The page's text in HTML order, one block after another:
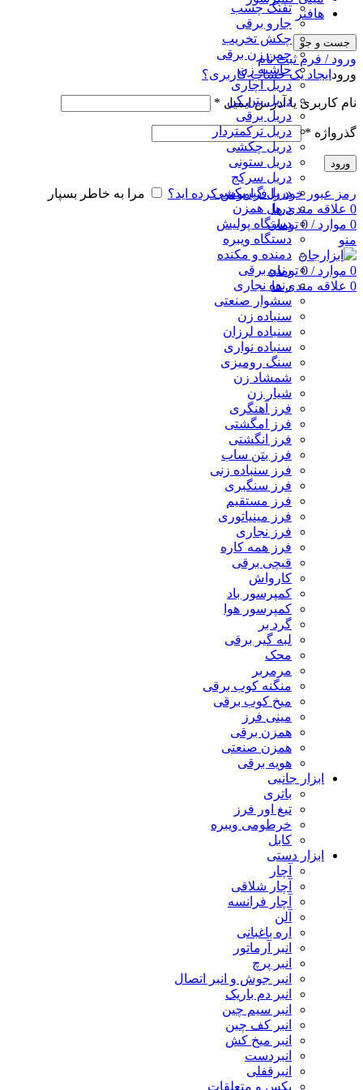
هافنر
جست و جو
ورود / فرم ثبت نام
ورود ایجاد یک حساب کاربری؟
نام کاربری یا آدرس ایمیل *
گذرواژه *
ورود
رمز عبور خود را فراموش کرده اید؟
مرا به خاطر بسپار
0 علاقه مندی ها
0 موارد /
0 تومان
منو
0 موارد /
0 تومان
0 علاقه مندی ها
تفنگ چسب
جارو برقی
چکش تخریب
چمن زن برقی
حاشیه زن
دریل اچاری
دریل بتن کن
دریل برقی
دریل ترکمتردار
دریل چکشی
دریل ستونی
دریل سرکج
دریل گیربکسی
دریل همزن
دستگاه پولیش
دستگاه ویبره
دمنده و مکنده
رنده برقی
رنده نجاری
سشوار صنعتی
سنباده زن
سنباده لرزان
سنباده نواری
سنگ رومیزی
شمشاد زن
شیار زن
فرز آهنگری
فرز امگشتی
فرز انگشتی
فرز بتن ساب
فرز سنباده زنی
فرز سنگبری
فرز مستقیم
فرز مینیاتوری
فرز نجاری
فرز همه کاره
قیچی برقی
کارواش
کمپرسور باد
کمپرسور هوا
گرد بر
لبه گیر برقی
محک
مرمربر
منگنه کوب برقی
میخ کوب برقی
مینی فرز
همزن برقی
همزن صنعتی
هویه برقی
ابزار جانبی
باتری
تیغ اور فرز
خرطومی ویبره
کابل
ابزار دستی
آچار
آچار شلاقی
آچار فرانسه
آلن
اره باغبانی
انبر آرماتور
انبر پرچ
انبر جوش و انبر اتصال
انبر دم باریک
انبر سیم چین
انبر کف چین
انبر میخ کش
انبردست
انبرقفلی
بکس و متعلقات